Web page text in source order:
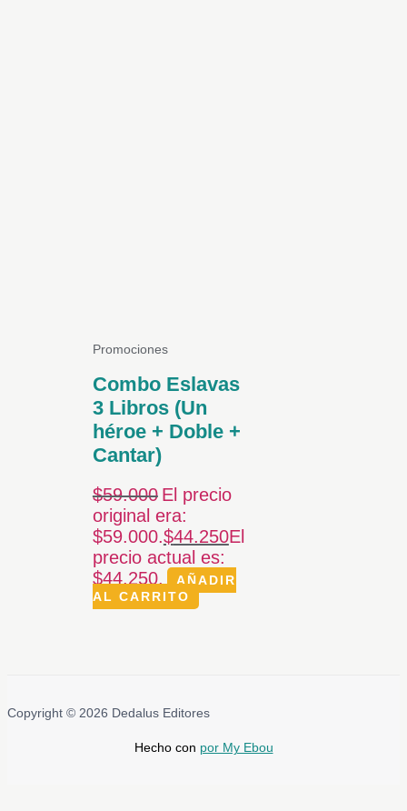
Promociones
Combo Eslavas
3 Libros (Un
héroe + Doble +
Cantar)
$59.000 El precio
original era:
$59.000.$44.250El
precio actual es:
$44.250.
AÑADIR
AL CARRITO
Copyright © 2026 Dedalus Editores
Hecho con por My Ebou